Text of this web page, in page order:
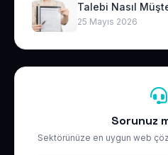
Talebi Nasıl
25 Mayıs 2026
Sorunuz
Sektörünüze en uygun web